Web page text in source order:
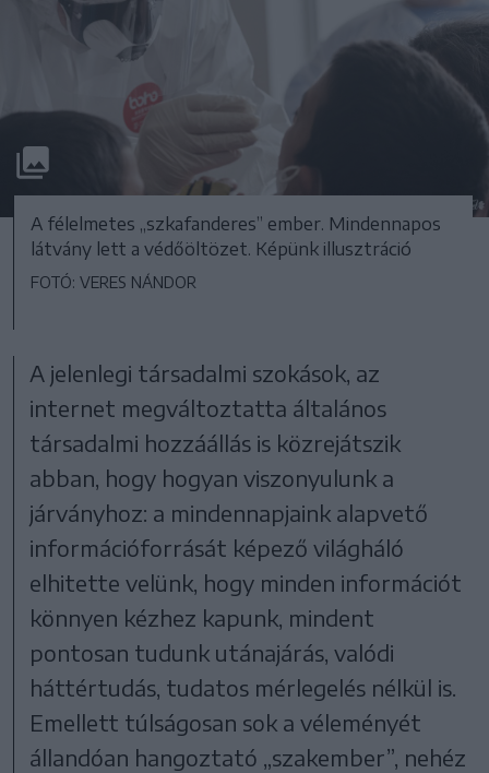
A félelmetes „szkafanderes” ember. Mindennapos
látvány lett a védőöltözet. Képünk illusztráció
FOTÓ: VERES NÁNDOR
A jelenlegi társadalmi szokások, az
internet megváltoztatta általános
társadalmi hozzáállás is közrejátszik
abban, hogy hogyan viszonyulunk a
járványhoz: a mindennapjaink alapvető
információforrását képező világháló
elhitette velünk, hogy minden információt
könnyen kézhez kapunk, mindent
pontosan tudunk utánajárás, valódi
háttértudás, tudatos mérlegelés nélkül is.
Emellett túlságosan sok a véleményét
állandóan hangoztató „szakember”, nehéz